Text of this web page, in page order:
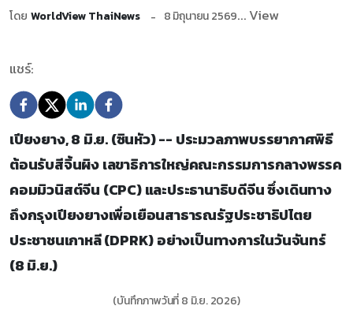
โดย WorldView ThaiNews 8 มิถุนายน 2569... View
แชร์:
เปียงยาง, 8 มิ.ย. (ซินหัว) -- ประมวลภาพบรรยากาศพิธี
ต้อนรับสีจิ้นผิง เลขาธิการใหญ่คณะกรรมการกลางพรรค
คอมมิวนิสต์จีน (CPC) และประธานาธิบดีจีน ซึ่งเดินทาง
ถึงกรุงเปียงยางเพื่อเยือนสาธารณรัฐประชาธิปไตย
ประชาชนเกาหลี (DPRK) อย่างเป็นทางการในวันจันทร์
(8 มิ.ย.)
(บันทึกภาพวันที่ 8 มิ.ย. 2026)